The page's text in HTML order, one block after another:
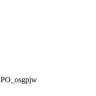
PO_osgpjw